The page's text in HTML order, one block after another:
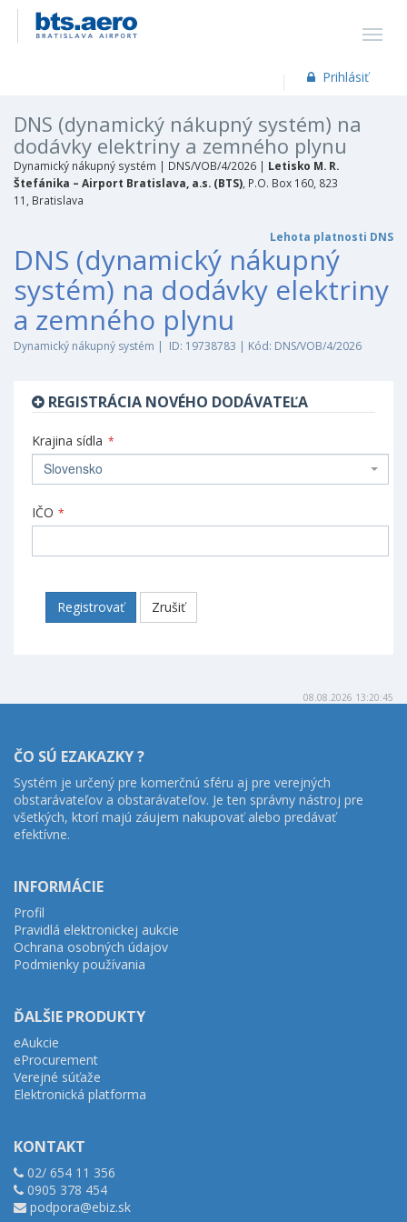
Prihlásiť
DNS (dynamický nákupný systém) na
dodávky elektriny a zemného plynu
Dynamický nákupný systém | DNS/VOB/4/2026 | Letisko M. R.
Štefánika – Airport Bratislava, a.s. (BTS) , P.O. Box 160, 823
11, Bratislava
Lehota platnosti DNS
DNS (dynamický nákupný
systém) na dodávky elektriny
a zemného plynu
Dynamický nákupný systém | ID: 19738783 | Kód: DNS/VOB/4/2026
REGISTRÁCIA NOVÉHO DODÁVATEĽA
Krajina sídla *
Slovensko
IČO *
Registrovať Zrušiť
08.08.2026 13:20:45
ČO SÚ EZAKAZKY ?
Systém je určený pre komerčnú sféru aj pre verejných
obstarávateľov a obstarávateľov. Je ten správny nástroj pre
všetkých, ktorí majú záujem nakupovať alebo predávať
efektívne.
INFORMÁCIE
Profil
Pravidlá elektronickej aukcie
Ochrana osobných údajov
Podmienky používania
ĎALŠIE PRODUKTY
eAukcie
eProcurement
Verejné súťaže
Elektronická platforma
KONTAKT
02/ 654 11 356
0905 378 454
podpora@ebiz.sk